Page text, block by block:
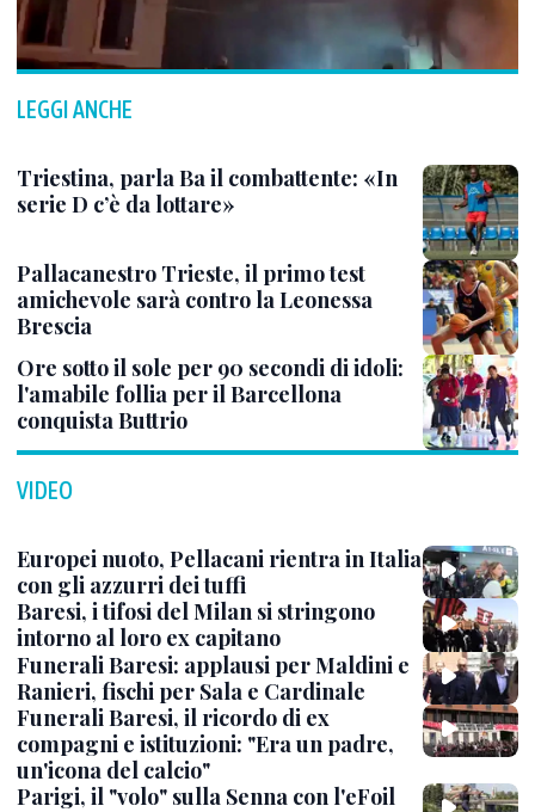
LEGGI ANCHE
Triestina, parla Ba il combattente: «In
serie D c’è da lottare»
Pallacanestro Trieste, il primo test
amichevole sarà contro la Leonessa
Brescia
Ore sotto il sole per 90 secondi di idoli:
l'amabile follia per il Barcellona
conquista Buttrio
VIDEO
Europei nuoto, Pellacani rientra in Italia
con gli azzurri dei tuffi
Baresi, i tifosi del Milan si stringono
intorno al loro ex capitano
Funerali Baresi: applausi per Maldini e
Ranieri, fischi per Sala e Cardinale
Funerali Baresi, il ricordo di ex
compagni e istituzioni: "Era un padre,
un'icona del calcio"
Parigi, il "volo" sulla Senna con l'eFoil